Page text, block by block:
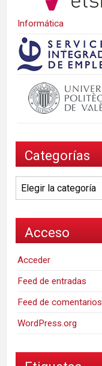
Informática
Categorías
Categorías
Acceso
Acceder
Feed de entradas
Feed de comentarios
WordPress.org